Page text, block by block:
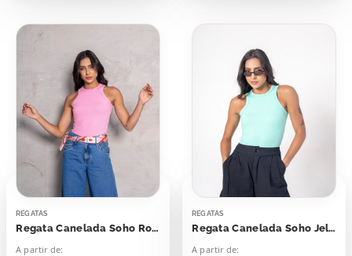
REGATAS
Regata Canelada Soho Rosa Happy Moments
A partir de:
REGATAS
Regata Canelada Soho Jelly Mint
A partir de: